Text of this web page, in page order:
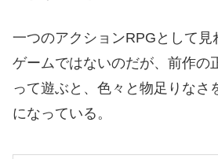
一つのアクションRPGとして見
ゲームではないのだが、前作の
って遊ぶと、色々と物足りなさ
になっている。